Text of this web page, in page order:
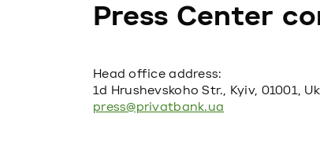
Press Center
Head office address:
1d Hrushevskoho Str., Kyiv, 01001,
press@privatbank.ua